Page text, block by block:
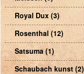
Royal Dux (3)
Rosenthal (12)
Satsuma (1)
Schaubach kunst (2)